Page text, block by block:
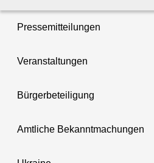
Pressemitteilungen
Veranstaltungen
Bürgerbeteiligung
Amtliche Bekanntmachungen